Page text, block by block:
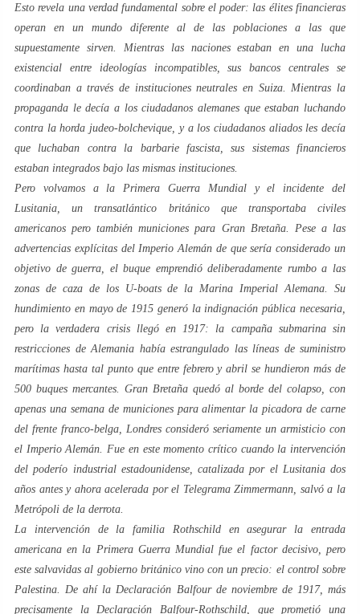
Esto revela una verdad fundamental sobre el poder: las élites financieras
operan en un mundo diferente al de las poblaciones a las que
supuestamente sirven. Mientras las naciones estaban en una lucha
existencial entre ideologías incompatibles, sus bancos centrales se
coordinaban a través de instituciones neutrales en Suiza. Mientras la
propaganda le decía a los ciudadanos alemanes que estaban luchando
contra la horda judeo-bolchevique, y a los ciudadanos aliados les decía
que luchaban contra la barbarie fascista, sus sistemas financieros
estaban integrados bajo las mismas instituciones.
Pero volvamos a la Primera Guerra Mundial y el incidente del
Lusitania , un transatlántico británico que transportaba civiles
americanos pero también municiones para Gran Bretaña. Pese a las
advertencias explícitas del Imperio Alemán de que sería considerado un
objetivo de guerra, el buque emprendió deliberadamente rumbo a las
zonas de caza de los U-boats de la Marina Imperial Alemana. Su
hundimiento en mayo de 1915 generó la indignación pública necesaria,
pero la verdadera crisis llegó en 1917: la campaña submarina sin
restricciones de Alemania había estrangulado las líneas de suministro
marítimas hasta tal punto que entre febrero y abril se hundieron más de
500 buques mercantes. Gran Bretaña quedó al borde del colapso, con
apenas una semana de municiones para alimentar la picadora de carne
del frente franco-belga, Londres consideró seriamente un armisticio con
el Imperio Alemán. Fue en este momento crítico cuando la intervención
del poderío industrial estadounidense, catalizada por el Lusitaniados
años antes y ahora acelerada por el Telegrama Zimmermann, salvó a la
Metrópoli de la derrota.
La intervención de la familia Rothschild en asegurar la entrada
americana en la Primera Guerra Mundial fue el factor decisivo, pero
este salvavidas al gobierno británico vino con un precio: el control sobre
Palestina. De ahí la Declaración Balfour de noviembre de 1917, más
precisamente la Declaración Balfour-Rothschild, que prometió una